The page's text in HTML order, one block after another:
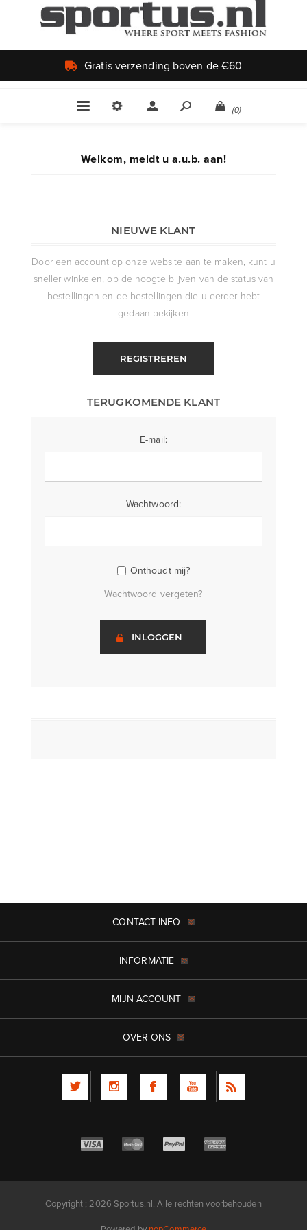
Gratis verzending boven de €60
(0)
Welkom, meldt u a.u.b. aan!
NIEUWE KLANT
Door een account op onze website aan te maken, kunt u
sneller winkelen, op de hoogte blijven van de status van
bestellingen en de bestellingen die u eerder hebt
gedaan bekijken
REGISTREREN
TERUGKOMENDE KLANT
E-mail:
Wachtwoord:
Onthoudt mij?
Wachtwoord vergeten?
INLOGGEN
CONTACT INFO
INFORMATIE
MIJN ACCOUNT
OVER ONS
Copyright ; 2026 Sportus.nl. Alle rechten voorbehouden